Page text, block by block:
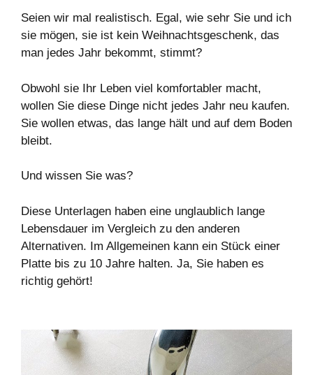
Seien wir mal realistisch. Egal, wie sehr Sie und ich
sie mögen, sie ist kein Weihnachtsgeschenk, das
man jedes Jahr bekommt, stimmt?
Obwohl sie Ihr Leben viel komfortabler macht,
wollen Sie diese Dinge nicht jedes Jahr neu kaufen.
Sie wollen etwas, das lange hält und auf dem Boden
bleibt.
Und wissen Sie was?
Diese Unterlagen haben eine unglaublich lange
Lebensdauer im Vergleich zu den anderen
Alternativen. Im Allgemeinen kann ein Stück einer
Platte bis zu 10 Jahre halten. Ja, Sie haben es
richtig gehört!